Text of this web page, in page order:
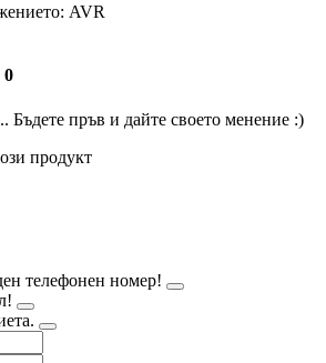
AVR
0
Бъдете пръв и дайте своето менение :)
продукт
телефонен номер!